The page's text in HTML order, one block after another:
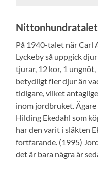
Nittonhundratalet
På 1940-talet när Carl
Lyckeby så uppgick
tjurar, 12 kor, 1
betydligt fler djur än
tidigare, vilket
inom jordbruket.
Hilding Ekedahl som
har den varit i släkten
fortfarande. (1995)
det är bara några år